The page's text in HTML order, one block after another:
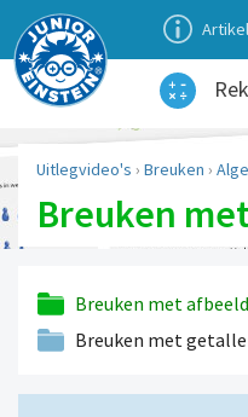
Uitlegvideo's › Breuken ›
Breuken
Breuken met
Breuken met